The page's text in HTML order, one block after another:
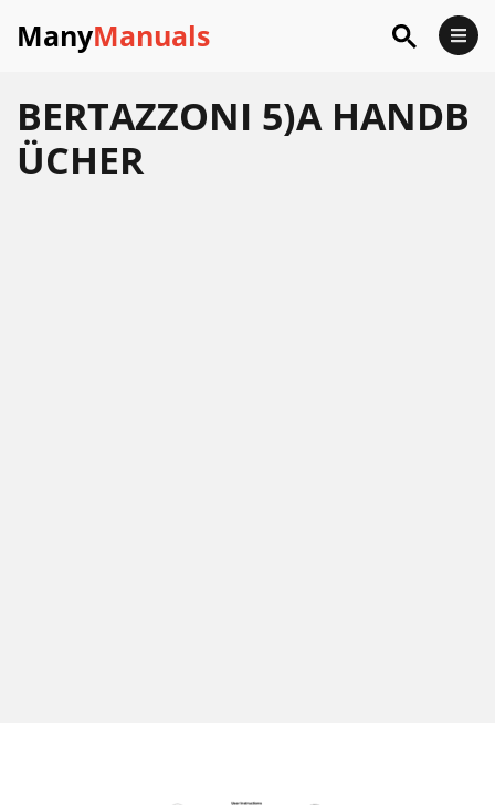
ManyManuals
BERTAZZONI 5)A HANDB
ÜCHER